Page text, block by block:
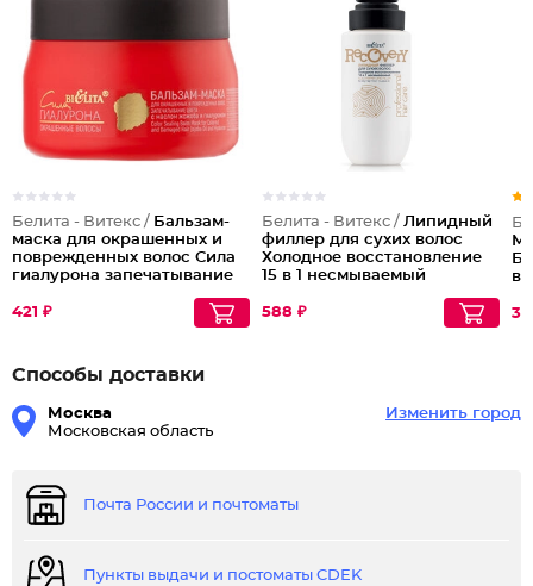
Белита - Витекс / Бальзам-
маска для окрашенных и
поврежденных волос Сила
гиалурона запечатывание
421 ₽
Белита - Витекс / Липидный
филлер для сухих волос
Холодное восстановление
15 в 1 несмываемый
588 ₽
Способы доставки
Москва
Московская область
Изменить город
Почта России и почтоматы
Пункты выдачи и постоматы CDEK